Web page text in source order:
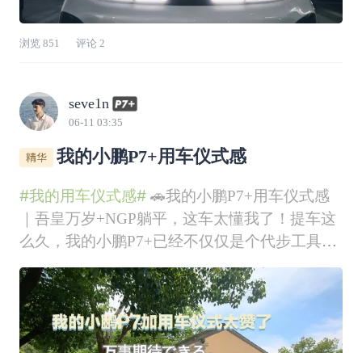
浏览 851 评论 2
seve1n
06-11 03:35
我的小鹏P7+用车仪式感
#我的用车仪式感#🚗我的小鹏P7+用车仪式感
｜吾皇万岁+NGP躺平，这车太懂我了！提车这
么久，我的小鹏P7+已经不仅仅是个代步工具
了，它完全成了我的“快乐星球”🌍！今天必须给
鹏友们分享一下我这套专属用车仪式感，幸福感
直接拉满！💯🎵 上车第一步：开启“中二”模式
每次拉开车门坐进主驾，我都有个